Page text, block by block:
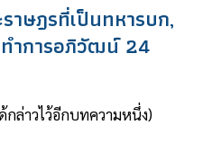
ษฎรที่เป็นทหารบก,
ทำการอภิวัฒน์ 24
กล่าวไว้อีกบทความหนึ่ง)